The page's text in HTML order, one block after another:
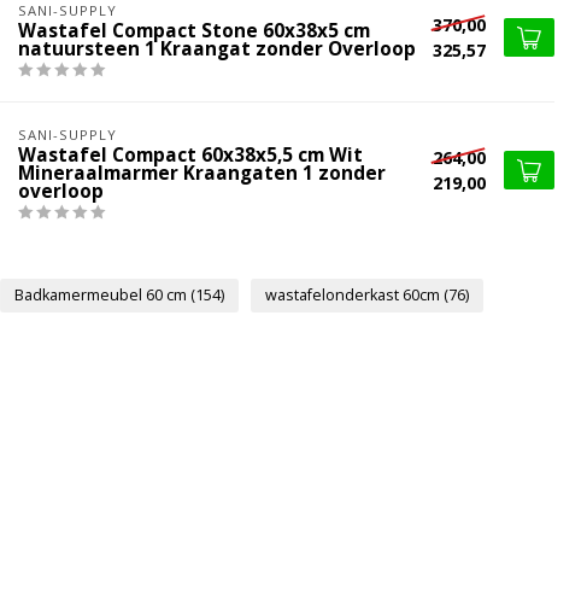
SANI-SUPPLY
Wastafel Compact Stone 60x38x5 cm
natuursteen 1 Kraangat zonder Overloop
370,00
325,57
SANI-SUPPLY
Wastafel Compact 60x38x5,5 cm Wit
Mineraalmarmer Kraangaten 1 zonder
overloop
264,00
219,00
Badkamermeubel 60 cm (154) wastafelonderkast 60cm (76)